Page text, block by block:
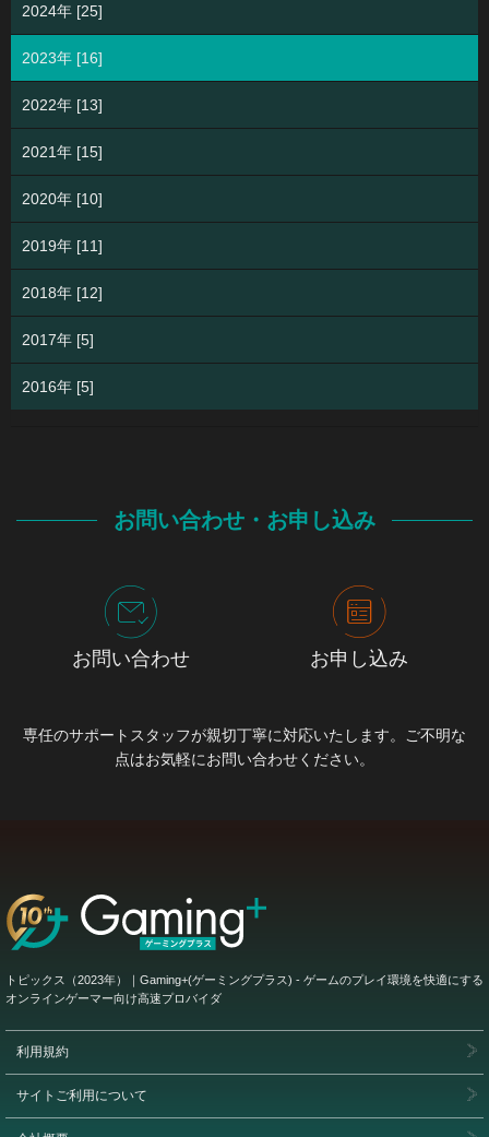
2024年 [25]
2023年 [16]
2022年 [13]
2021年 [15]
2020年 [10]
2019年 [11]
2018年 [12]
2017年 [5]
2016年 [5]
お問い合わせ・お申し込み
お問い合わせ お申し込み
専任のサポートスタッフが親切丁寧に対応いたします。ご不明な
点はお気軽にお問い合わせください。
トピックス（2023年）｜Gaming+(ゲーミングプラス) - ゲームのプレイ環境を快適にする
オンラインゲーマー向け高速プロバイダ
利用規約
サイトご利用について